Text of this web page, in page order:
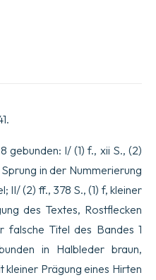
gebunden: I/ (1) f., xii S., (2)
Sprung in der Nummerierung
II/ (2) ff., 378 S., (1) f, kleiner
des Textes, Rostflecken
falsche Titel des Bandes 1
in Halbleder braun,
Prägung eines Hirten